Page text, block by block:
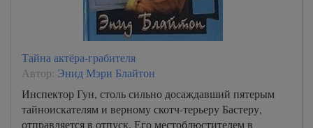
Тайна актёра-грабителя
Автор: Энид Мэри Блайтон
Инспектор Гун, столь сильно досаждавший пятерым
тайноискателям и верному скотч-терьеру Бастеру,
отправляется в отпуск. Его местоблюстителем в